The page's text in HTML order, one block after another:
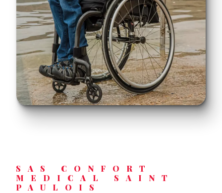
SAS CONFORT
MEDICAL SAINT
PAULOIS